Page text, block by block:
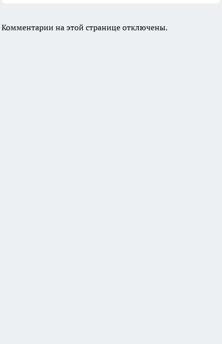
Комментарии на этой странице отключены.